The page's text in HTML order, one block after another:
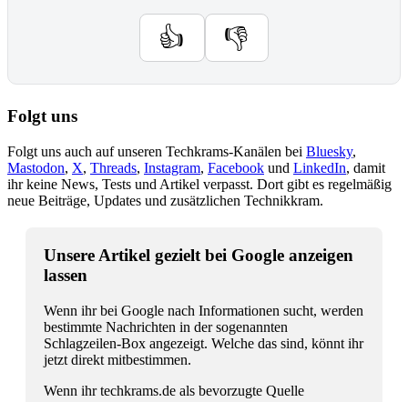
👍 👎
Folgt uns
Folgt uns auch auf unseren Techkrams-Kanälen bei Bluesky,
Mastodon, X, Threads, Instagram, Facebook und LinkedIn, damit
ihr keine News, Tests und Artikel verpasst. Dort gibt es regelmäßig
neue Beiträge, Updates und zusätzlichen Technikkram.
Unsere Artikel gezielt bei Google anzeigen
lassen
Wenn ihr bei Google nach Informationen sucht, werden
bestimmte Nachrichten in der sogenannten
Schlagzeilen-Box angezeigt. Welche das sind, könnt ihr
jetzt direkt mitbestimmen.
Wenn ihr techkrams.de als bevorzugte Quelle